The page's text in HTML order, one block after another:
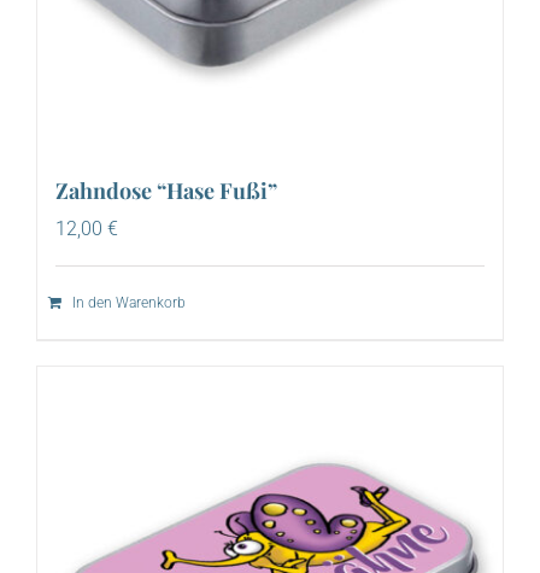
Zahndose “Hase Fußi”
12,00 €
In den Warenkorb